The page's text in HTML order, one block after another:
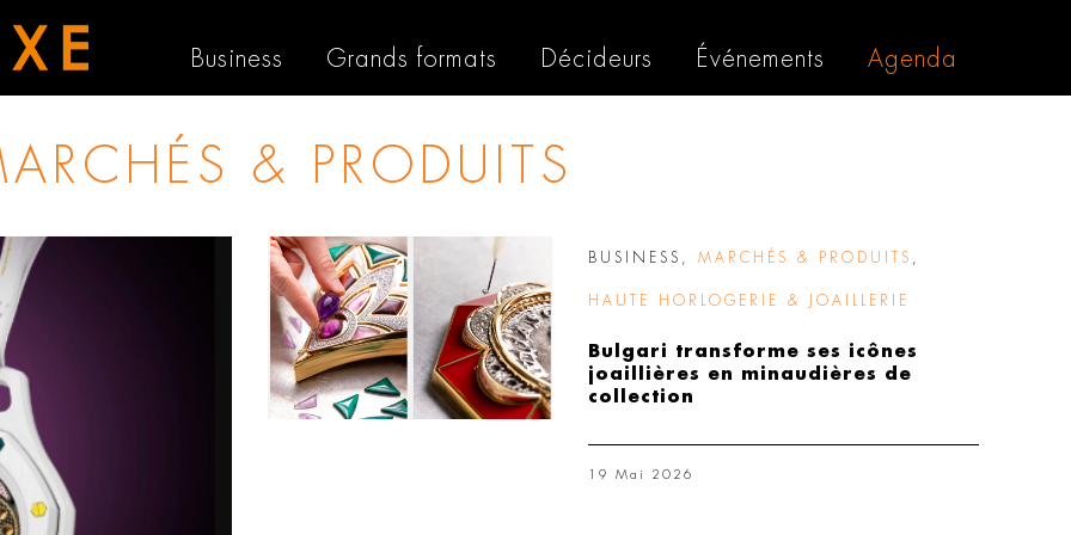
Business Grands formats Décideurs Événements Agenda
& PRODUITS
BUSINESS MARCHÉS & PRODUITS
HAUTE HORLOGERIE & JOAILLERIE
Bulgari transforme ses icônes
joaillières en minaudières de
collection
19 Mai 2026